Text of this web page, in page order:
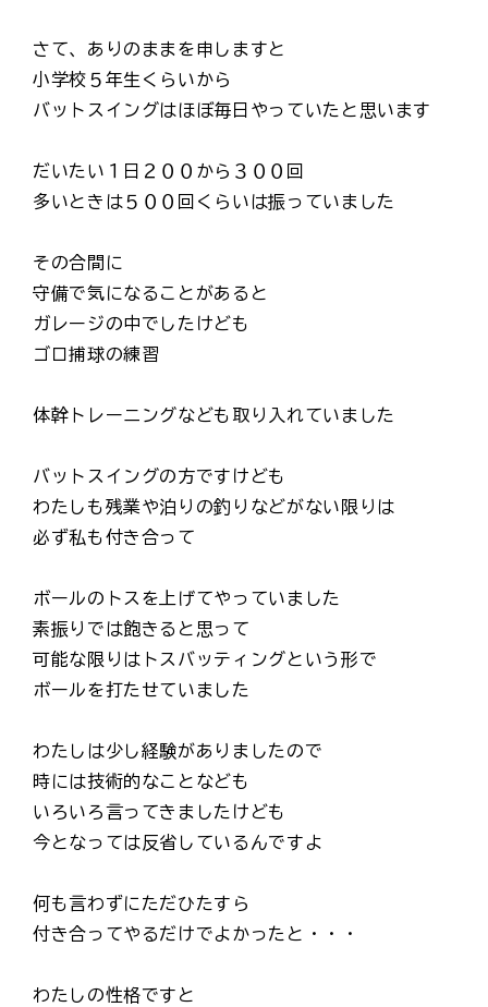
さて、ありのままを申しますと
小学校５年生くらいから
バットスイングはほぼ毎日やっていたと思います
だいたい１日２００から３００回
多いときは５００回くらいは振っていました
その合間に
守備で気になることがあると
ガレージの中でしたけども
ゴロ捕球の練習
体幹トレーニングなども取り入れていました
バットスイングの方ですけども
わたしも残業や泊りの釣りなどがない限りは
必ず私も付き合って
ボールのトスを上げてやっていました
素振りでは飽きると思って
可能な限りはトスバッティングという形で
ボールを打たせていました
わたしは少し経験がありましたので
時には技術的なことなども
いろいろ言ってきましたけども
今となっては反省しているんですよ
何も言わずにただひたすら
付き合ってやるだけでよかったと・・・
わたしの性格ですと